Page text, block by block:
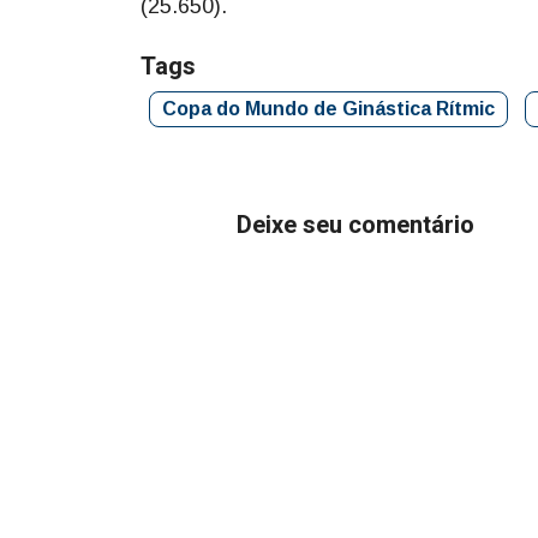
(25.650).
Tags
Copa do Mundo de Ginástica Rítmic
Deixe seu comentário